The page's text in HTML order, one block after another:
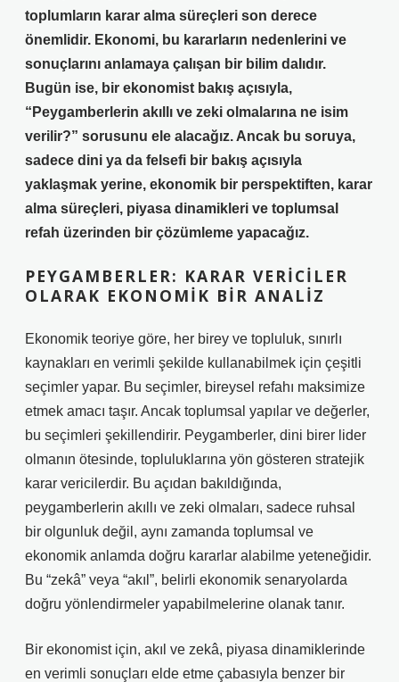
toplumların karar alma süreçleri son derece
önemlidir. Ekonomi, bu kararların nedenlerini ve
sonuçlarını anlamaya çalışan bir bilim dalıdır.
Bugün ise, bir ekonomist bakış açısıyla,
“Peygamberlerin akıllı ve zeki olmalarına ne isim
verilir?” sorusunu ele alacağız. Ancak bu soruya,
sadece dini ya da felsefi bir bakış açısıyla
yaklaşmak yerine, ekonomik bir perspektiften, karar
alma süreçleri, piyasa dinamikleri ve toplumsal
refah üzerinden bir çözümleme yapacağız.
PEYGAMBERLER: KARAR VERICILER
OLARAK EKONOMIK BIR ANALIZ
Ekonomik teoriye göre, her birey ve topluluk, sınırlı
kaynakları en verimli şekilde kullanabilmek için çeşitli
seçimler yapar. Bu seçimler, bireysel refahı maksimize
etmek amacı taşır. Ancak toplumsal yapılar ve değerler,
bu seçimleri şekillendirir. Peygamberler, dini birer lider
olmanın ötesinde, topluluklarına yön gösteren stratejik
karar vericilerdir. Bu açıdan bakıldığında,
peygamberlerin akıllı ve zeki olmaları, sadece ruhsal
bir olgunluk değil, aynı zamanda toplumsal ve
ekonomik anlamda doğru kararlar alabilme yeteneğidir.
Bu “zekâ” veya “akıl”, belirli ekonomik senaryolarda
doğru yönlendirmeler yapabilmelerine olanak tanır.
Bir ekonomist için, akıl ve zekâ, piyasa dinamiklerinde
en verimli sonuçları elde etme çabasıyla benzer bir